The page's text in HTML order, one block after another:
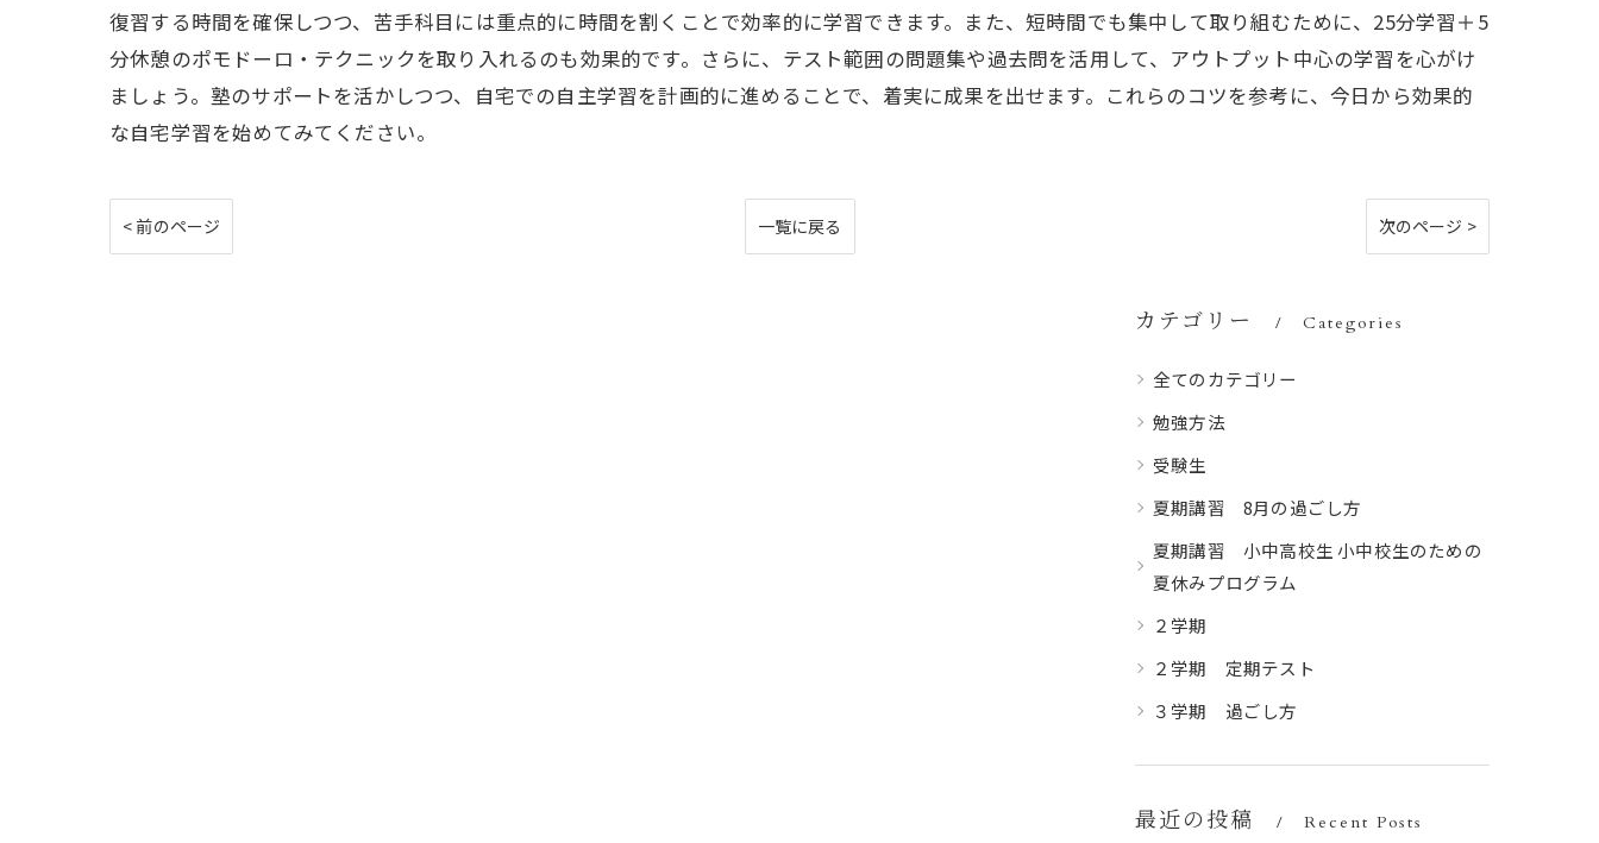
復習する時間を確保しつつ、苦手科目には重点的に時間を割くことで効率的に学習できます。また、短時間でも集中して取り組むために、25分学習＋5
分休憩のポモドーロ・テクニックを取り入れるのも効果的です。さらに、テスト範囲の問題集や過去問を活用して、アウトプット中心の学習を心がけ
ましょう。塾のサポートを活かしつつ、自宅での自主学習を計画的に進めることで、着実に成果を出せます。これらのコツを参考に、今日から効果的
な自宅学習を始めてみてください。
< 前のページ 一覧に戻る 次のページ >
カテゴリー Categories
全てのカテゴリー
勉強方法
受験生
夏期講習 8月の過ごし方
夏期講習 小中高校生 小中校生のための
夏休みプログラム
２学期
２学期 定期テスト
３学期 過ごし方
最近の投稿 Recent Posts